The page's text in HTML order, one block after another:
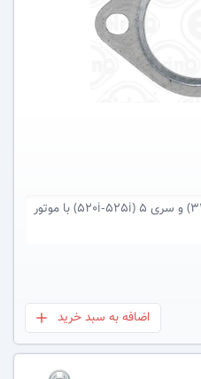
عکس کالا
بی ام و سری 4 (320i-325i) و سری 5 (520i-525i) با موتور
بعلاوه
اضافه به سبد خرید